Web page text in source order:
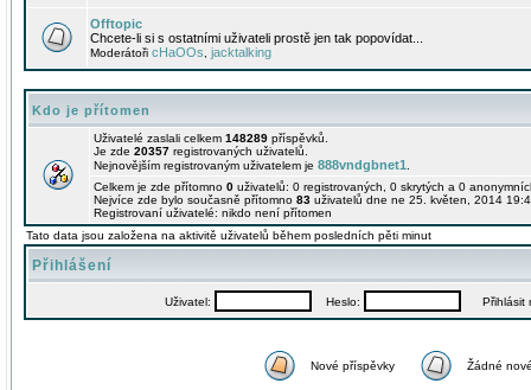
Offtopic
Chcete-li si s ostatními uživateli prostě jen tak popovídat...
Moderátoři cHaOOs jacktalking
Kdo je přítomen
Uživatelé zaslali celkem 148289 příspěvků.
Je zde 20357 registrovaných uživatelů.
Nejnovějším registrovaným uživatelem je 888vndgbnet1
Celkem je zde přítomno 0 uživatelů: 0 registrovaných, 0 skrytých a 0
Nejvíce zde bylo současně přítomno 83 uživatelů dne ne 25. květen, 2014
Registrovaní uživatelé: nikdo není přítomen
Tato data jsou založena na aktivitě uživatelů během posledních pěti minut
Přihlášení
Uživatel: Heslo: Přihlásit
Nové příspěvky Žádné